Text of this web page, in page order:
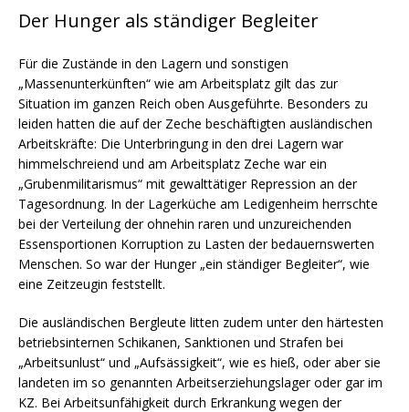
Der Hunger als ständiger Begleiter
Für die Zustände in den Lagern und sonstigen
„Massenunterkünften“ wie am Arbeitsplatz gilt das zur
Situation im ganzen Reich oben Ausgeführte. Besonders zu
leiden hatten die auf der Zeche beschäftigten ausländischen
Arbeitskräfte: Die Unterbringung in den drei Lagern war
himmelschreiend und am Arbeitsplatz Zeche war ein
„Grubenmilitarismus“ mit gewalttätiger Repression an der
Tagesordnung. In der Lagerküche am Ledigenheim herrschte
bei der Verteilung der ohnehin raren und unzureichenden
Essensportionen Korruption zu Lasten der bedauernswerten
Menschen. So war der Hunger „ein ständiger Begleiter“, wie
eine Zeitzeugin feststellt.
Die ausländischen Bergleute litten zudem unter den härtesten
betriebsinternen Schikanen, Sanktionen und Strafen bei
„Arbeitsunlust“ und „Aufsässigkeit“, wie es hieß, oder aber sie
landeten im so genannten Arbeitserziehungslager oder gar im
KZ. Bei Arbeitsunfähigkeit durch Erkrankung wegen der